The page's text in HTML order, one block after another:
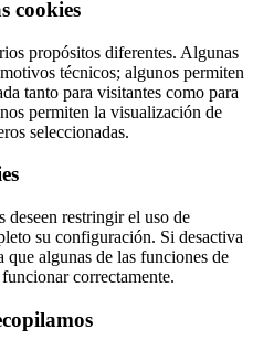
cookies
propósitos diferentes. Algunas
técnicos; algunos permiten
tanto para visitantes como para
permiten la visualización de
seleccionadas.
deseen restringir el uso de
su configuración. Si desactiva
que algunas de las funciones de
correctamente.